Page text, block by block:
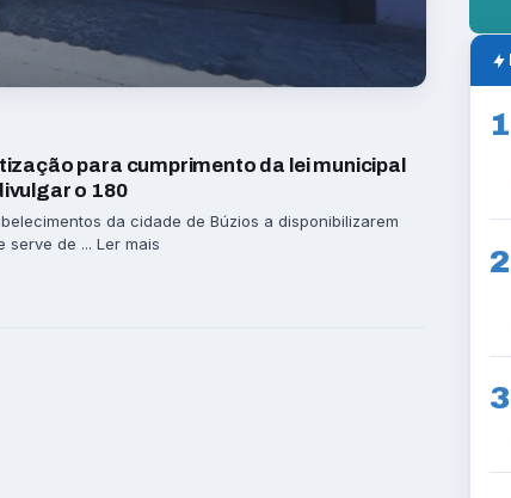
para cumprimento da lei municipal
o 180
da cidade de Búzios a disponibilizarem
serve de ... Ler mais
1
2
3